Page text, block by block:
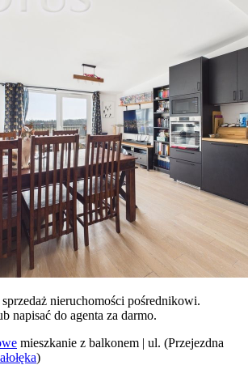
nieruchomości pośrednikowi.
napisać do agenta za darmo.
mieszkanie z balkonem | ul. (Przejezdna
)